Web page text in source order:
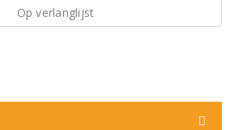
Op verlanglijst